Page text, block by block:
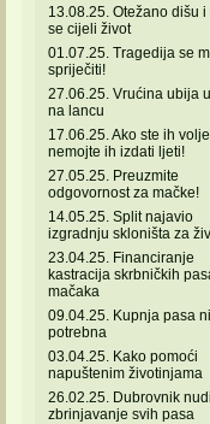
13.08.25. Otežano dišu i
se cijeli život
01.07.25. Tragedija se
spriječiti!
27.06.25. Vrućina ubija
na lancu
17.06.25. Ako ste ih
nemojte ih izdati ljeti!
27.05.25. Preuzmite
odgovornost za mačke!
14.05.25. Split najavio
izgradnju skloništa za
23.04.25. Financiranje
kastracija skrbničkih
mačaka
09.04.25. Kupnja pasa
potrebna
03.04.25. Kako pomoći
napuštenim životinjama
26.02.25. Dubrovnik
zbrinjavanje svih pasa